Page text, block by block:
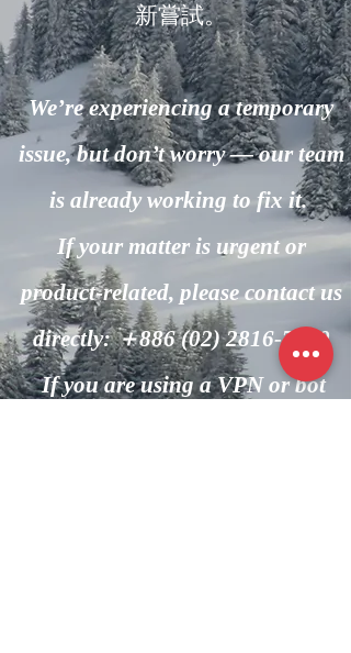
新嘗試。
We’re experiencing a temporary
issue, but don’t worry — our team
is already working to fix it.
If your matter is urgent or
product-related, please contact us
directly: ＋886(02) 2816-7600
If you are using a VPN or bot